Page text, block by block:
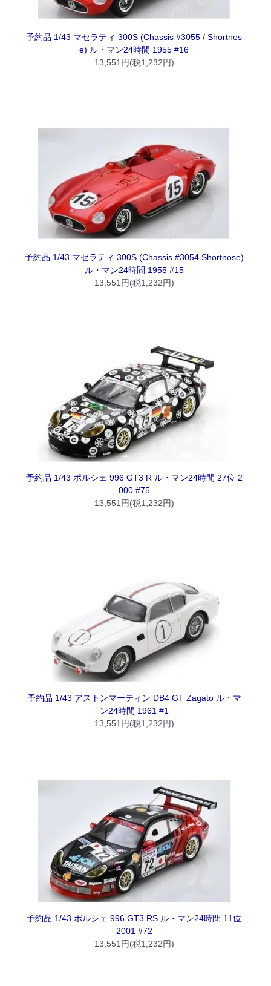
予約品 1/43 マセラティ 300S (Chassis #3055 / Shortnos
e) ル・マン24時間 1955 #16
13,551円(税1,232円)
予約品 1/43 マセラティ 300S (Chassis #3054 Shortnose)
ル・マン24時間 1955 #15
13,551円(税1,232円)
予約品 1/43 ポルシェ 996 GT3 R ル・マン24時間 27位 2
000 #75
13,551円(税1,232円)
予約品 1/43 アストンマーティン DB4 GT Zagato ル・マ
ン24時間 1961 #1
13,551円(税1,232円)
予約品 1/43 ポルシェ 996 GT3 RS ル・マン24時間 11位
2001 #72
13,551円(税1,232円)